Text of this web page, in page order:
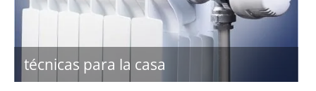
técnicas para la casa